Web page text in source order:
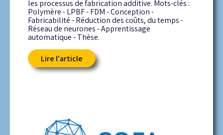
les processus de fabrication additive. Mots-clés :
Polymère - LPBF - FDM - Conception -
Fabricabilité - Réduction des coûts, du temps -
Réseau de neurones - Apprentissage
automatique - Thèse.
Lire l'article